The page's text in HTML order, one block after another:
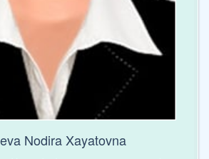
Nodira Xayatovna